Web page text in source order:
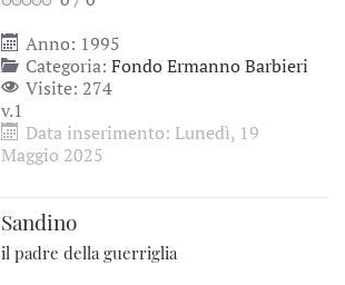
Anno: 1995
Categoria: Fondo Ermanno Barbieri
Visite: 274
v.1
Data inserimento: Lunedì, 19
Maggio 2025
Sandino
il padre della guerriglia